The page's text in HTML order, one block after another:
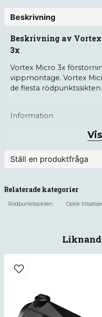
Beskrivning
Beskrivning av
3x
Vortex Micro 3x
vippmontage. Vortex
de flesta
Information
Ögonavstånd: 67
Vikt: 271 g
Ställ en produktfråga
Fråga oss något om
email
Mejladress
Relaterade kategorier
Rödpunktssikten Optik tillsatser